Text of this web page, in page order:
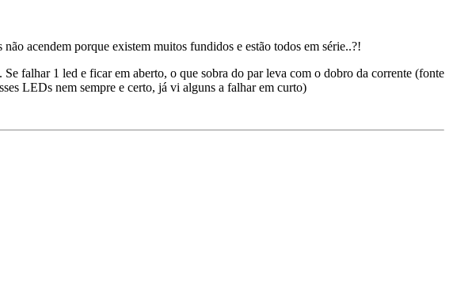
acendem porque existem muitos fundidos e estão todos em série..?!
falhar 1 led e ficar em aberto, o que sobra do par leva com o dobro da corrente (fonte
LEDs nem sempre e certo, já vi alguns a falhar em curto)